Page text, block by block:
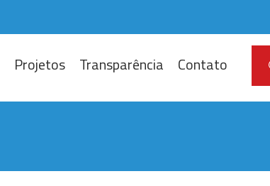
Projetos Transparência Contato